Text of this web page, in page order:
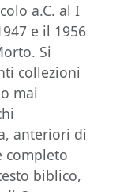
a.C. al I
e il 1956
Si
collezioni
mai
anteriori di
completo
biblico,